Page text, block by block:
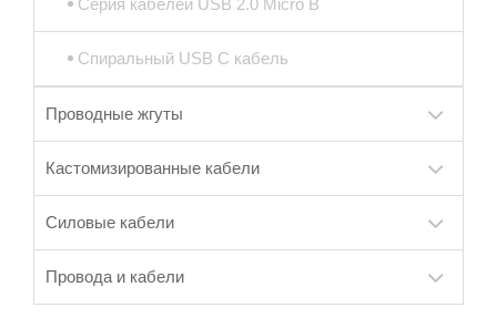
Спиральный USB C кабель
Проводные жгуты
Кастомизированные кабели
Силовые кабели
Провода и кабели